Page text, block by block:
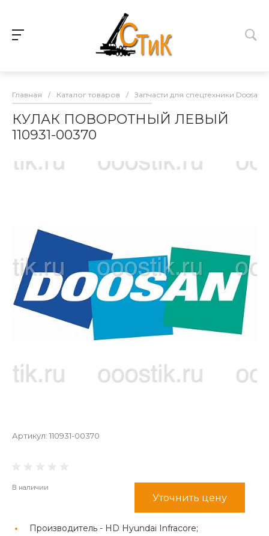
Главная / Каталог товаров / Запчасти для спецтехники Doosan
КУЛАК ПОВОРОТНЫЙ ЛЕВЫЙ
110931-00370
Артикул: 110931-00370
В наличии
Уточнить цену
Производитель - HD Hyundai Infracore;